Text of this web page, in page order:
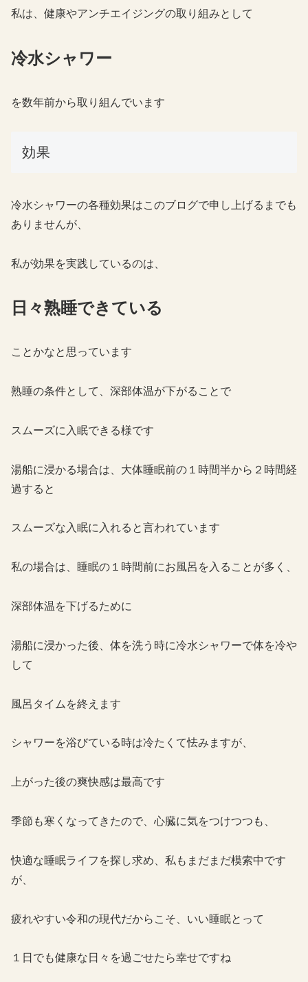
私は、健康やアンチエイジングの取り組みとして
冷水シャワー
を数年前から取り組んでいます
効果
冷水シャワーの各種効果はこのブログで申し上げるまでも
ありませんが、
私が効果を実践しているのは、
日々熟睡できている
ことかなと思っています
熟睡の条件として、深部体温が下がることで
スムーズに入眠できる様です
湯船に浸かる場合は、大体睡眠前の１時間半から２時間経
過すると
スムーズな入眠に入れると言われています
私の場合は、睡眠の１時間前にお風呂を入ることが多く、
深部体温を下げるために
湯船に浸かった後、体を洗う時に冷水シャワーで体を冷や
して
風呂タイムを終えます
シャワーを浴びている時は冷たくて怯みますが、
上がった後の爽快感は最高です
季節も寒くなってきたので、心臓に気をつけつつも、
快適な睡眠ライフを探し求め、私もまだまだ模索中です
が、
疲れやすい令和の現代だからこそ、いい睡眠とって
１日でも健康な日々を過ごせたら幸せですね